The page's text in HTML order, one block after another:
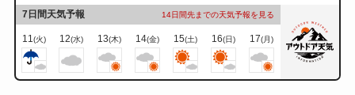
7日間天気予報 14日間先までの天気予報を見る
11(火) 12(水) 13(木) 14(金) 15(土) 16(日) 17(月)